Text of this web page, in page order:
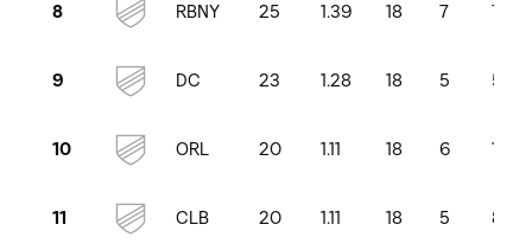
8 RBNY 25 1.39 18 7 7
9 DC 23 1.28 18 5 5
10 ORL 20 1.11 18 6 10
11 CLB 20 1.11 18 5 8